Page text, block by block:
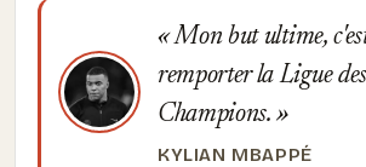
Mon but ultime,
remporter la Ligue des
Champions.
KYLIAN MBAPPÉ